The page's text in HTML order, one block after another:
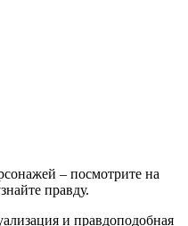
– посмотрите на
правду.
и правдоподобная